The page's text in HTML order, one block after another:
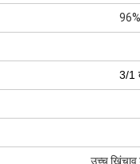
3/1
उच्च